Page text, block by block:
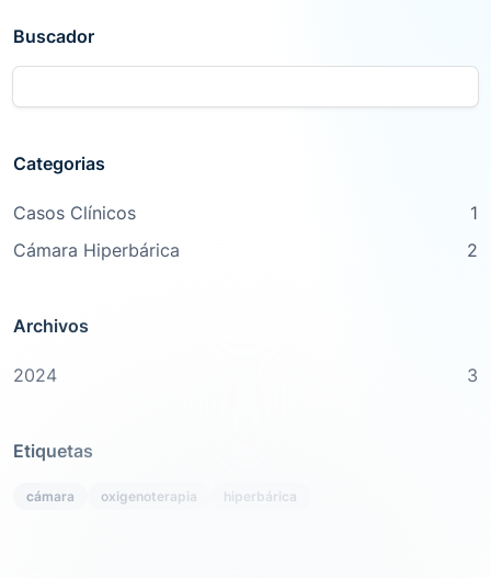
Buscador
Categorias
Casos Clínicos
1
Cámara Hiperbárica
2
Archivos
2024 3
Etiquetas
cámara oxigenoterapia hiperbárica